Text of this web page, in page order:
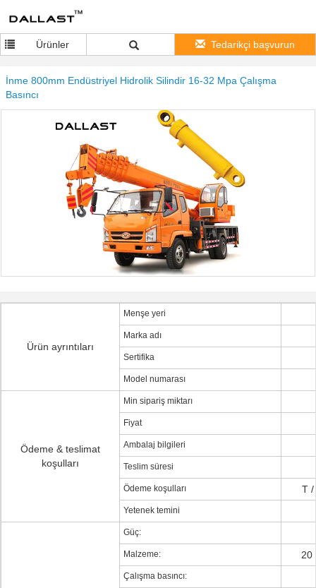
Ürünler Tedarikçi başvurun
İnme 800mm Endüstriyel Hidrolik Silindir 16-32 Mpa Çalışma
Basıncı
Ürün ayrıntıları
Menşe yeri
Marka adı
Sertifika
Model numarası
Ödeme & teslimat
koşulları
Min sipariş miktarı
Fiyat
Ambalaj bilgileri
Teslim süresi
Ödeme koşulları T /
Yetenek temini
Güç:
Malzeme: 20
Çalışma basıncı: